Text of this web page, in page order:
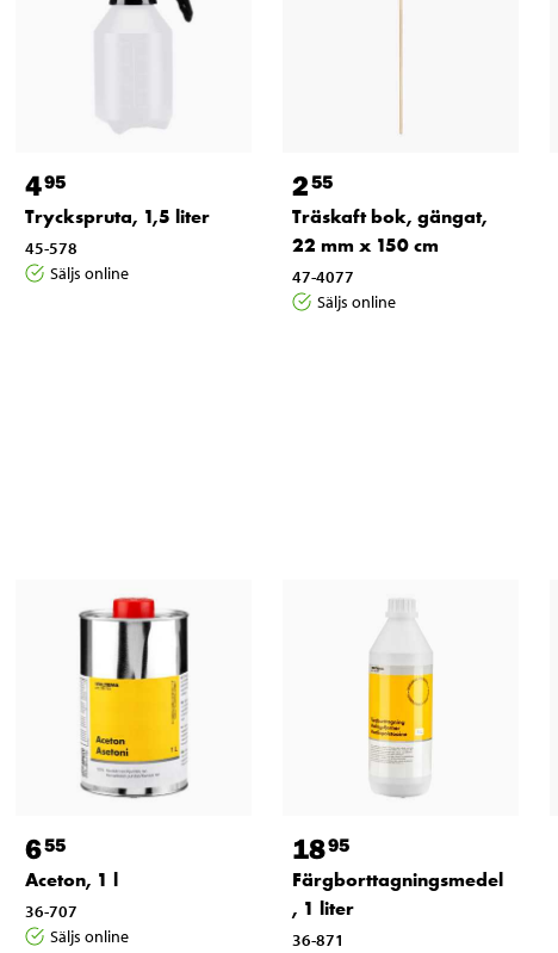
495
Tryckspruta, 1,5 liter
45-578
Säljs online
255
Träskaft bok, gängat,
22 mm x 150 cm
47-4077
Säljs online
655
Aceton, 1 l
36-707
Säljs online
1895
Färgborttagningsmedel
, 1 liter
36-871